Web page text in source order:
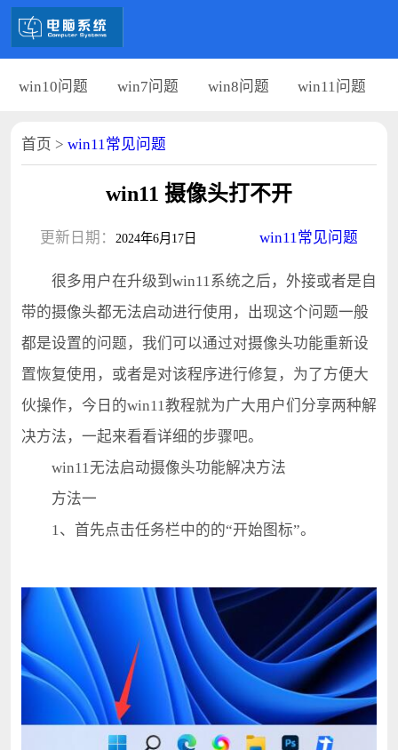
win10问题 win7问题 win8问题 win11问题
首页 > win11常见问题
win11 摄像头打不开
更新日期： 2024年6月17日 win11常见问题
很多用户在升级到win11系统之后，外接或者是自
带的摄像头都无法启动进行使用，出现这个问题一般
都是设置的问题，我们可以通过对摄像头功能重新设
置恢复使用，或者是对该程序进行修复，为了方便大
伙操作，今日的win11教程就为广大用户们分享两种解
决方法，一起来看看详细的步骤吧。
win11无法启动摄像头功能解决方法
方法一
1、首先点击任务栏中的的“开始图标”。